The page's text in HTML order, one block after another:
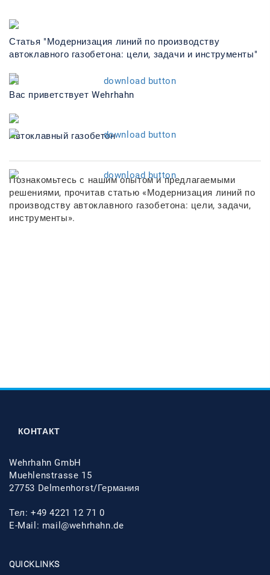
Статья "Модернизация линий по производству
автоклавного газобетона: цели, задачи и инструменты"
Вас приветствует Wehrhahn
Автоклавный газобетон
Познакомьтесь с нашим опытом и предлагаемыми
решениями, прочитав статью «Модернизация линий по
производству автоклавного газобетона: цели, задачи,
инструменты».
КОНТАКТ
Wehrhahn GmbH
Muehlenstrasse 15
27753 Delmenhorst/Германия
Тел: +49 4221 12 71 0
E-Mail: mail@wehrhahn.de
QUICKLINKS